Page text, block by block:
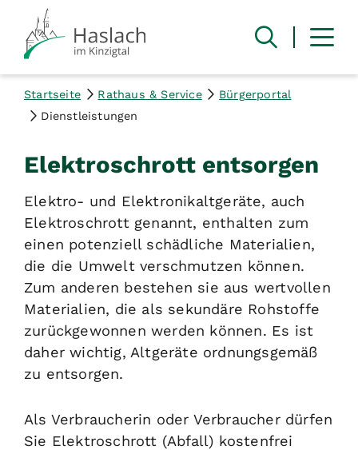
Startseite Rathaus & Service
Bürgerportal
Dienstleistungen
Elektroschrott entsorgen
Elektro- und Elektronikaltgeräte, auch
Elektroschrott genannt, enthalten zum
einen potenziell schädliche Materialien,
die die Umwelt verschmutzen können.
Zum anderen bestehen sie aus wertvollen
Materialien, die als sekundäre Rohstoffe
zurückgewonnen werden können. Es ist
daher wichtig, Altgeräte ordnungsgemäß
zu entsorgen.
Als Verbraucherin oder Verbraucher dürfen
Sie Elektroschrott (Abfall) kostenfrei